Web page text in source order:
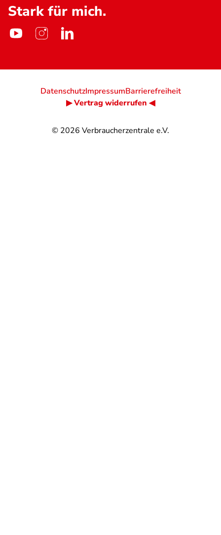
Stark für mich.
© 2026 Verbraucherzentrale e.V.
DatenschutzImpressumBarrierefreiheit
▶ Vertrag widerrufen ◀